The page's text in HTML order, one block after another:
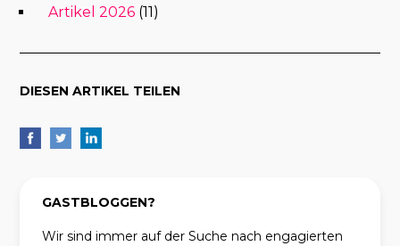
Artikel 2026 (11)
DIESEN ARTIKEL TEILEN
GASTBLOGGEN?
Wir sind immer auf der Suche nach engagierten